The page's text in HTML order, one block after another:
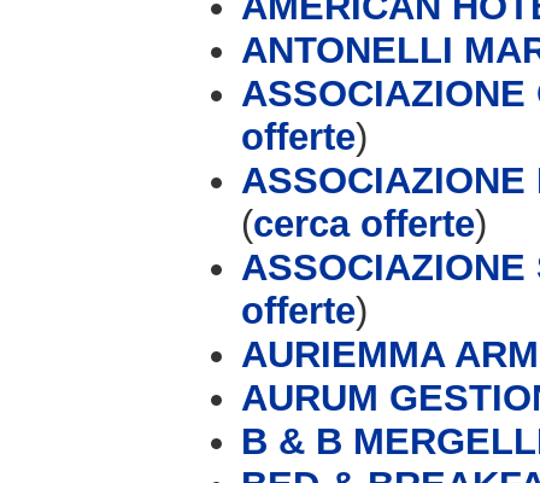
ANTONELLI
ASSOCIAZIONE
offerte)
ASSOCIAZIONE
(cerca offerte)
offerte)
AURIEMMA
AURUM
B & B